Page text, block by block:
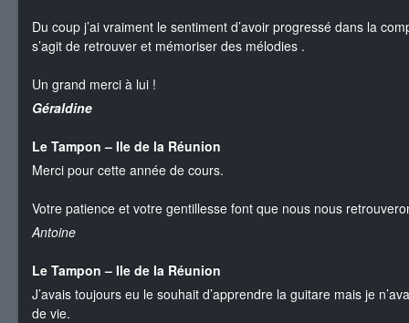
Du coup j’ai vraiment le sentiment d’avoir progressé dans la
s’agit de retrouver et mémoriser des mélodies .
Un grand merci à lui !
Géraldine
Le Tampon – Ile de la Réunion
Merci pour cette année de cours.
Votre patience et votre gentillesse font que nous nous
Antoine
Le Tampon – Ile de la Réunion
J’avais toujours eu le souhait d’apprendre la guitare mais je
de vie.